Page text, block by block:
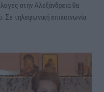
στην Αλεξάνδρεια θα
Σε τηλεφωνική επικοινωνία